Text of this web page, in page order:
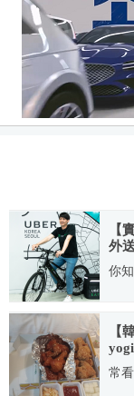
【
外
你
2018.11.16
【
訂
常